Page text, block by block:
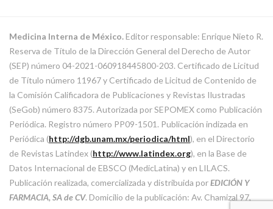
Medicina Interna de México.Editor responsable: Enrique Nieto R.
Reserva de Título de la Dirección General del Derecho de Autor
(SEP) número 04-2021-060918445800-203. Certificado de Licitud
de Título número 11967 y Certificado de Licitud de Contenido de
la Comisión Calificadora de Publicaciones y Revistas Ilustradas
(SeGob) número 8375. Autorizada por SEPOMEX como Publicación
Periódica. Registro número PP09-1501. Publicación indizada en
Periódica (http://dgb.unam.mx/periodica/html), en el Directorio
de Revistas Latindex (http://www.latindex.org), en la Base de
Datos Internacional de EBSCO (MedicLatina) y en LILACS.
Publicación realizada, comercializada y distribuida porEDICIÓN Y
FARMACIA, SA de CV. Domicilio de la publicación: Av. Chamizal 97,